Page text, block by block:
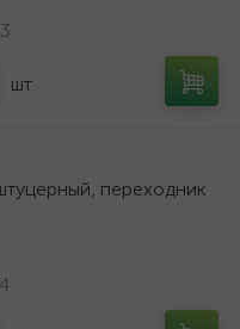
шт
переходник